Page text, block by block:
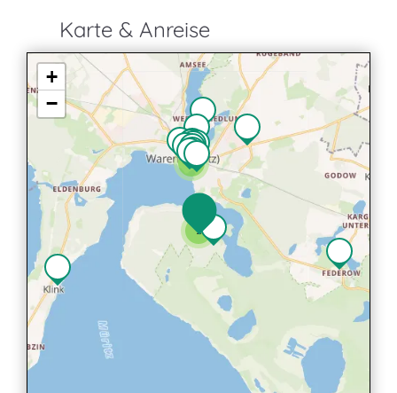
Karte & Anreise
2
2
+
−